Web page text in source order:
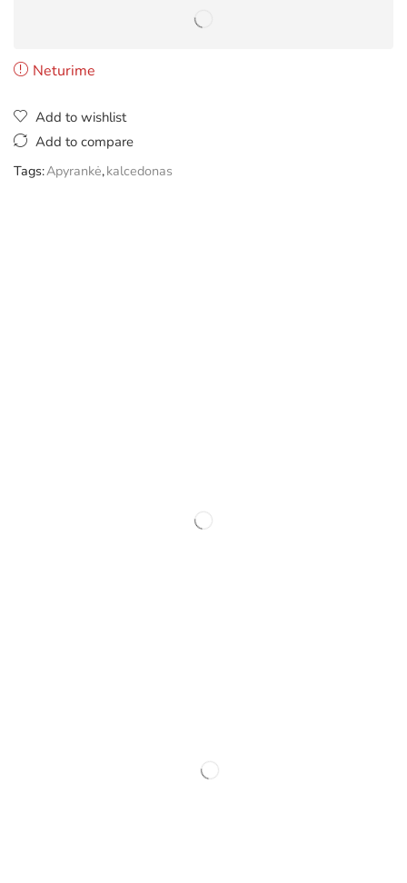
Neturime
Add to wishlist
Add to compare
Tags:Apyrankė,kalcedonas